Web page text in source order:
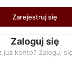
Zarejestruj się
Zaloguj się
już konto? Zaloguj